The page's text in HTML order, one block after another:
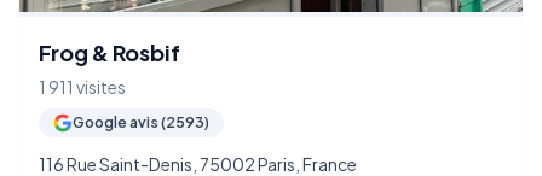
Frog & Rosbif
1 911 visites
Google avis (2593)
116 Rue Saint-Denis, 75002 Paris, France